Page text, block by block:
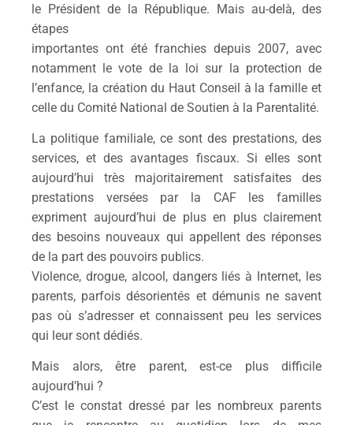
le Président de la République. Mais au-delà, des
étapes
importantes ont été franchies depuis 2007, avec
notamment le vote de la loi sur la protection de
l’enfance, la création du Haut Conseil à la famille et
celle du Comité National de Soutien à la Parentalité.
La politique familiale, ce sont des prestations, des
services, et des avantages fiscaux. Si elles sont
aujourd’hui très majoritairement satisfaites des
prestations versées par la CAF les familles
expriment aujourd’hui de plus en plus clairement
des besoins nouveaux qui appellent des réponses
de la part des pouvoirs publics.
Violence, drogue, alcool, dangers liés à Internet, les
parents, parfois désorientés et démunis ne savent
pas où s’adresser et connaissent peu les services
qui leur sont dédiés.
Mais alors, être parent, est-ce plus difficile
aujourd’hui ?
C’est le constat dressé par les nombreux parents